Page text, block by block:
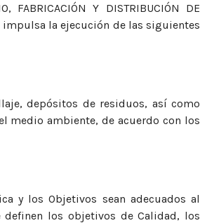
Y DISTRIBUCIÓN DE
e impulsa la ejecución de las siguientes
depósitos de residuos, así como
medio ambiente, de acuerdo con los
y los Objetivos sean adecuados al
definen los objetivos de Calidad, los